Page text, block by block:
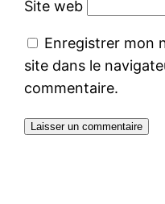
Site web
Enregistrer mon
site dans le
commentaire.